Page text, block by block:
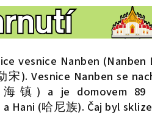
vesnice Nanben
宋). Vesnice Nanben se
镇) a je domovem 89
Hani (哈尼族). Čaj byl